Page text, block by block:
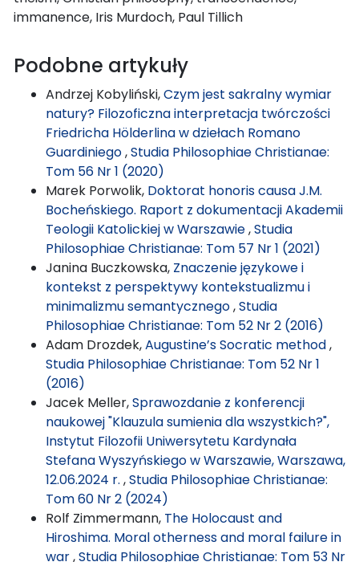
immanence, Iris Murdoch, Paul Tillich
Podobne artykuły
Andrzej Kobyliński,Czym jest sakralny wymiar
natury? Filozoficzna interpretacja twórczości
Friedricha Hölderlina w dziełach Romano
Guardiniego,Studia Philosophiae Christianae:
Tom 56 Nr 1 (2020)
Marek Porwolik, Doktorat honoris causa J.M.
Bocheńskiego. Raport z dokumentacji Akademii
Teologii Katolickiej w Warszawie,Studia
Philosophiae Christianae: Tom 57 Nr 1 (2021)
Janina Buczkowska, Znaczenie językowe i
kontekst z perspektywy kontekstualizmu i
minimalizmu semantycznego,Studia
Philosophiae Christianae: Tom 52 Nr 2 (2016)
Adam Drozdek,Augustine’s Socratic method,
Studia Philosophiae Christianae: Tom 52 Nr 1
(2016)
Jacek Meller,Sprawozdanie z konferencji
naukowej "Klauzula sumienia dla wszystkich?",
Instytut Filozofii Uniwersytetu Kardynała
Stefana Wyszyńskiego w Warszawie, Warszawa,
12.06.2024 r. ,Studia Philosophiae Christianae:
Tom 60 Nr 2 (2024)
Rolf Zimmermann, The Holocaust and
Hiroshima. Moral otherness and moral failure in
war,Studia Philosophiae Christianae: Tom 53 Nr